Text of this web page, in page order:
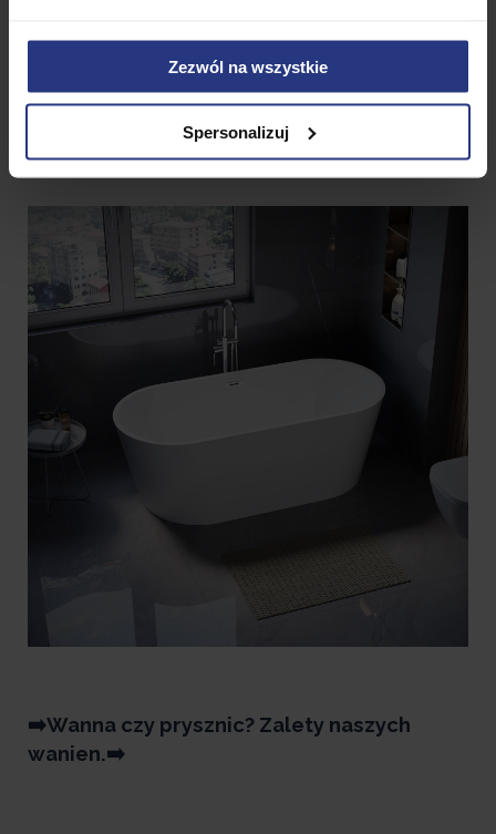
Zezwól na wszystkie
Spersonalizuj
➡️Wanna czy prysznic? Zalety naszych
wanien.➡️